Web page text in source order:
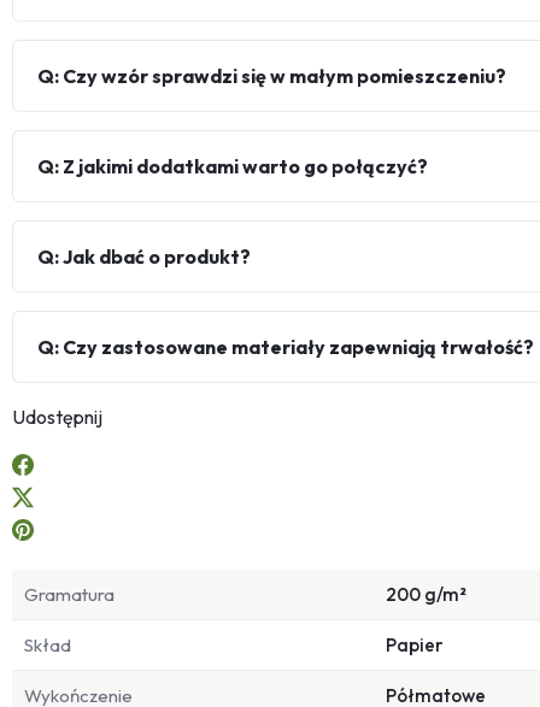
Q: Czy wzór sprawdzi się w małym pomieszczeniu?
Q: Z jakimi dodatkami warto go połączyć?
Q: Jak dbać o produkt?
Q: Czy zastosowane materiały zapewniają trwałość?
Udostępnij
Gramatura 200 g/m²
Skład Papier
Wykończenie Półmatowe